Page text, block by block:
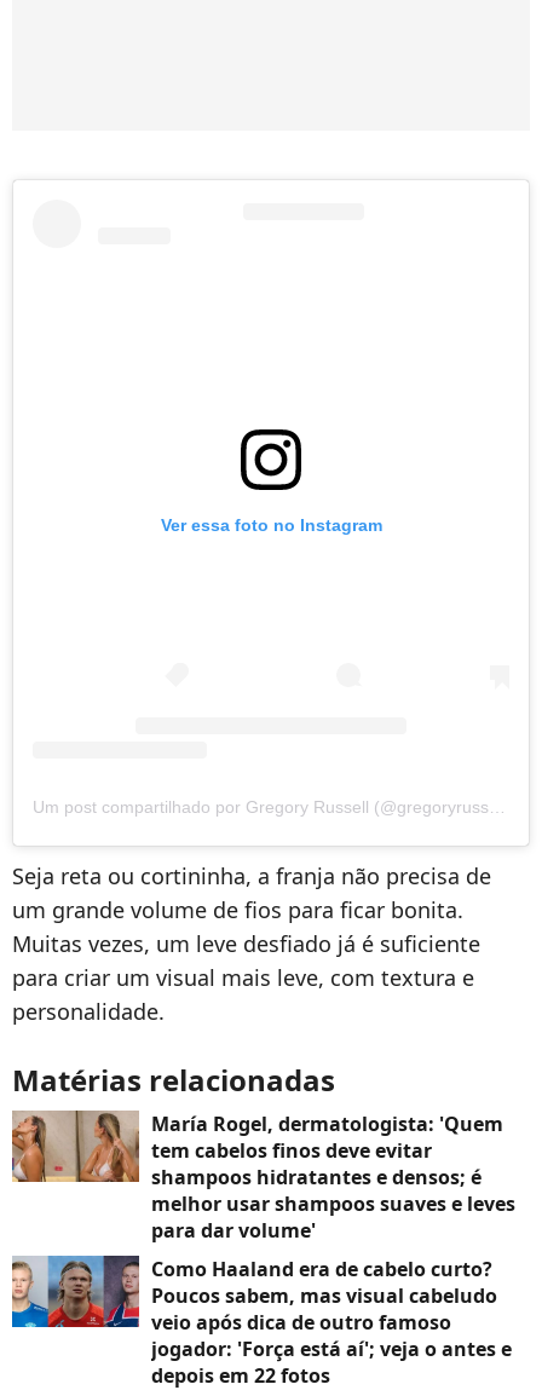
Ver essa foto no Instagram
Seja reta ou cortininha, a franja não precisa de
um grande volume de fios para ficar bonita.
Muitas vezes, um leve desfiado já é suficiente
para criar um visual mais leve, com textura e
personalidade.
Matérias relacionadas
María Rogel, dermatologista: 'Quem
tem cabelos finos deve evitar
shampoos hidratantes e densos; é
melhor usar shampoos suaves e leves
para dar volume'
Como Haaland era de cabelo curto?
Poucos sabem, mas visual cabeludo
veio após dica de outro famoso
jogador: 'Força está aí'; veja o antes e
depois em 22 fotos